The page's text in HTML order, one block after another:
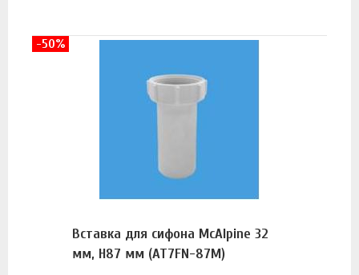
Вставка для сифона McAlpine 32
мм, H87 мм (AT7FN-87M)
-50%